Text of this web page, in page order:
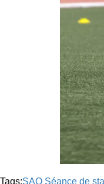
Tags:SAO Séance de